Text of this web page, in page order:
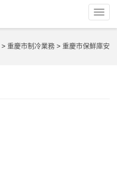
導
航
單
> 重慶市制冷業務 > 重慶市保鮮庫安